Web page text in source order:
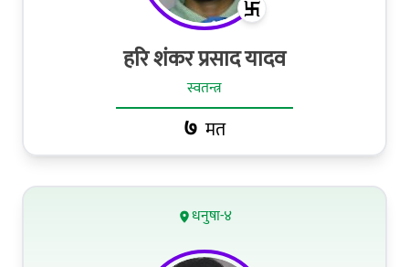
हरि शंकर प्रसाद यादव
स्वतन्त्र
७ मत
धनुषा-४